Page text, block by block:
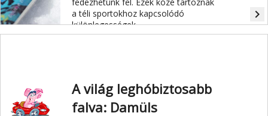
a téli sportokhoz kapcsolódó
különlegességek.
navigate_next
A világ leghóbiztosabb
falva: Damüls